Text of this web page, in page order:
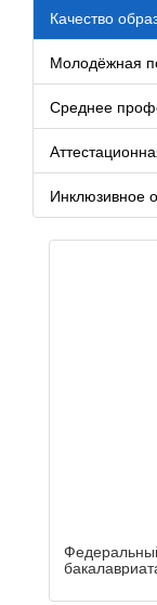
Качество
Молодёжная
Среднее
Инклюзивное